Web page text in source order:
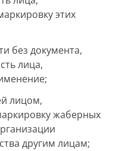
этих
без документа,
лица,
лицом,
жаберных
другим лицам;